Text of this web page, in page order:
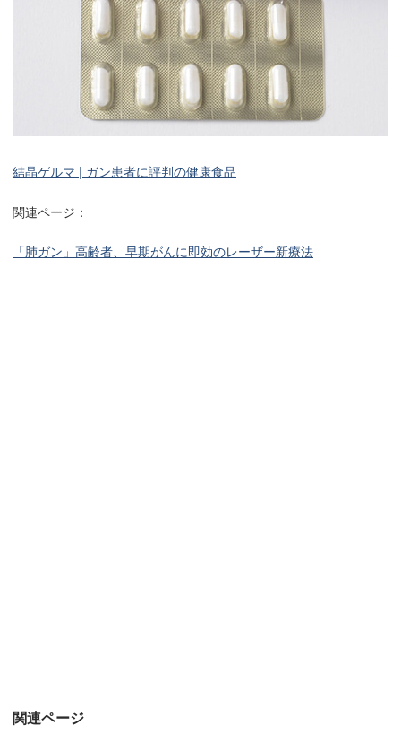
結晶ゲルマ | ガン患者に評判の健康食品
関連ページ：
「肺ガン」高齢者、早期がんに即効のレーザー新療法
関連ページ